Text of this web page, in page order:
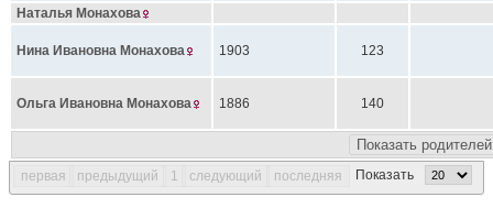
Показать родителей
Наталья Монахова
Нина Ивановна Монахова 1903 123
Ольга Ивановна Монахова 1886 140
первая предыдущий 1 следующий последняя Показать